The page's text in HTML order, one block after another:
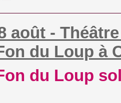
août -
du Loup à
du Loup